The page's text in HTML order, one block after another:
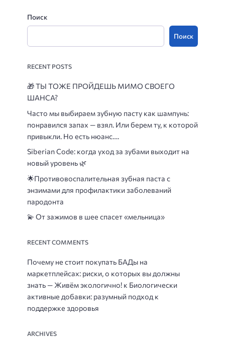
Поиск
Поиск
RECENT POSTS
🎁ТЫ ТОЖЕ ПРОЙДЕШЬ МИМО СВОЕГО
ШАНСА?
Часто мы выбираем зубную пасту как шампунь:
понравился запах — взял. Или берем ту, к которой
привыкли. Но есть нюанс….
Siberian Code: когда уход за зубами выходит на
новый уровень 🌿
🌟Противовоспалительная зубная паста с
энзимами для профилактики заболеваний
пародонта
💫 От зажимов в шее спасет «мельница»
RECENT COMMENTS
Почему не стоит покупать БАДы на
маркетплейсах: риски, о которых вы должны
знать — Живём экологично! к Биологически
активные добавки: разумный подход к
поддержке здоровья
ARCHIVES